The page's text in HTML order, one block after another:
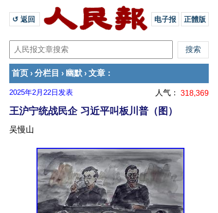
↺ 返回 电子报 正體版
首页 › 分栏目 › 幽默 › 文章 ：
2025年2月22日 发表 人气： 318,369
王沪宁统战民企 习近平叫板川普（图）
吴慢山